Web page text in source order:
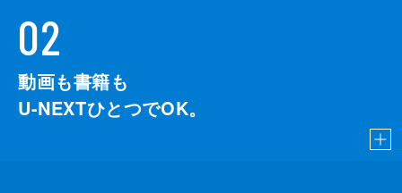
02
動画も書籍も
U-NEXTひとつでOK。